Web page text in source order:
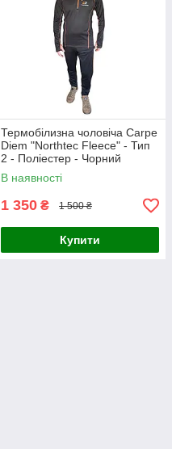
Термобілизна чоловіча Carpe
Diem "Northtec Fleece" - Тип
2 - Поліестер - Чорний
В наявності
1 350 ₴ 1 500 ₴
Купити